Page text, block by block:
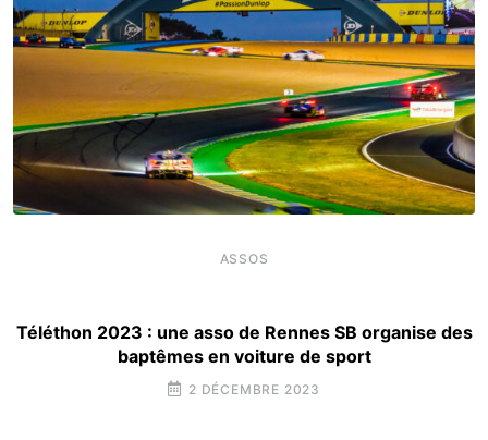
ASSOS
Téléthon 2023 : une asso de Rennes SB organise des
baptêmes en voiture de sport
2 DÉCEMBRE 2023